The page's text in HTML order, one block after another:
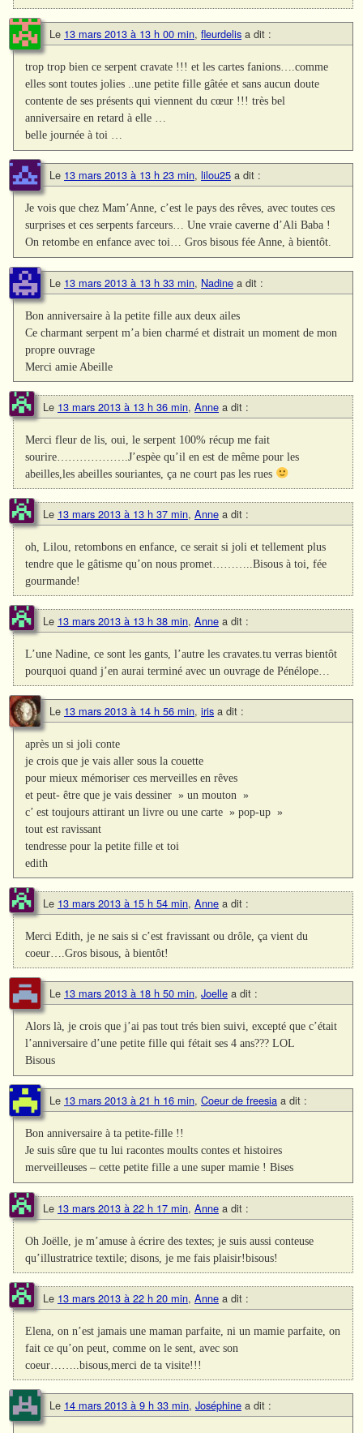
Le 13 mars 2013 à 13 h 00 min, fleurdelis a dit :
trop trop bien ce serpent cravate !!! et les cartes fanions….comme
elles sont toutes jolies ..une petite fille gâtée et sans aucun doute
contente de ses présents qui viennent du cœur !!! très bel
anniversaire en retard à elle …
belle journée à toi …
Le 13 mars 2013 à 13 h 23 min, lilou25 a dit :
Je vois que chez Mam’Anne, c’est le pays des rêves, avec toutes ces
surprises et ces serpents farceurs… Une vraie caverne d’Ali Baba !
On retombe en enfance avec toi… Gros bisous fée Anne, à bientôt.
Le 13 mars 2013 à 13 h 33 min, Nadine a dit :
Bon anniversaire à la petite fille aux deux ailes
Ce charmant serpent m’a bien charmé et distrait un moment de mon
propre ouvrage
Merci amie Abeille
Le 13 mars 2013 à 13 h 36 min, Anne a dit :
Merci fleur de lis, oui, le serpent 100% récup me fait
sourire……………….J’espèe qu’il en est de même pour les
abeilles,les abeilles souriantes, ça ne court pas les rues
Le 13 mars 2013 à 13 h 37 min, Anne a dit :
oh, Lilou, retombons en enfance, ce serait si joli et tellement plus
tendre que le gâtisme qu’on nous promet………..Bisous à toi, fée
gourmande!
Le 13 mars 2013 à 13 h 38 min, Anne a dit :
L’une Nadine, ce sont les gants, l’autre les cravates.tu verras bientôt
pourquoi quand j’en aurai terminé avec un ouvrage de Pénélope…
Le 13 mars 2013 à 14 h 56 min, iris a dit :
après un si joli conte
je crois que je vais aller sous la couette
pour mieux mémoriser ces merveilles en rêves
et peut- être que je vais dessiner » un mouton »
c’ est toujours attirant un livre ou une carte » pop-up »
tout est ravissant
tendresse pour la petite fille et toi
edith
Le 13 mars 2013 à 15 h 54 min, Anne a dit :
Merci Edith, je ne sais si c’est fravissant ou drôle, ça vient du
coeur….Gros bisous, à bientôt!
Le 13 mars 2013 à 18 h 50 min, Joelle a dit :
Alors là, je crois que j’ai pas tout trés bien suivi, excepté que c’était
l’anniversaire d’une petite fille qui fétait ses 4 ans??? LOL
Bisous
Le 13 mars 2013 à 21 h 16 min, Coeur de freesia a dit :
Bon anniversaire à ta petite-fille !!
Je suis sûre que tu lui racontes moults contes et histoires
merveilleuses – cette petite fille a une super mamie ! Bises
Le 13 mars 2013 à 22 h 17 min, Anne a dit :
Oh Joëlle, je m’amuse à écrire des textes; je suis aussi conteuse
qu’illustratrice textile; disons, je me fais plaisir!bisous!
Le 13 mars 2013 à 22 h 20 min, Anne a dit :
Elena, on n’est jamais une maman parfaite, ni un mamie parfaite, on
fait ce qu’on peut, comme on le sent, avec son
coeur……..bisous,merci de ta visite!!!
Le 14 mars 2013 à 9 h 33 min, Joséphine a dit :